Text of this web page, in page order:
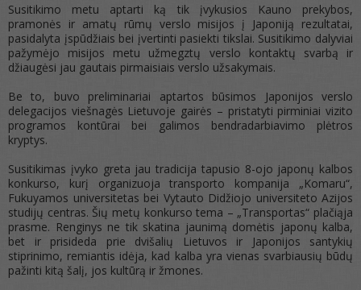
Susitikimo metu aptarti ką tik įvykusios Kauno prekybos,
pramonės ir amatų rūmų verslo misijos į Japoniją rezultatai,
pasidalyta įspūdžiais bei įvertinti pasiekti tikslai. Susitikimo dalyviai
pažymėjo misijos metu užmegztų verslo kontaktų svarbą ir
džiaugėsi jau gautais pirmaisiais verslo užsakymais.
Be to, buvo preliminariai aptartos būsimos Japonijos verslo
delegacijos viešnagės Lietuvoje gairės – pristatyti pirminiai vizito
programos kontūrai bei galimos bendradarbiavimo plėtros
kryptys.
Susitikimas įvyko greta jau tradicija tapusio 8-ojo japonų kalbos
konkurso, kurį organizuoja transporto kompanija „Komaru“,
Fukuyamos universitetas bei Vytauto Didžiojo universiteto Azijos
studijų centras. Šių metų konkurso tema – „Transportas“ plačiąja
prasme. Renginys ne tik skatina jaunimą domėtis japonų kalba,
bet ir prisideda prie dvišalių Lietuvos ir Japonijos santykių
stiprinimo, remiantis idėja, kad kalba yra vienas svarbiausių būdų
pažinti kitą šalį, jos kultūrą ir žmones.